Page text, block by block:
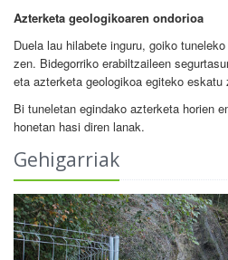
Azterketa geologikoaren ondorioa
Duela lau hilabete inguru, goiko
zen. Bidegorriko erabiltzaileen
eta azterketa geologikoa egiteko eskatu
Bi tuneletan egindako azterketa horien
honetan hasi diren lanak.
Gehigarriak